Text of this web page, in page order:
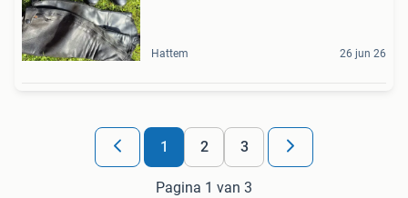
Hattem 26 jun 26
1 2 3
Pagina 1 van 3